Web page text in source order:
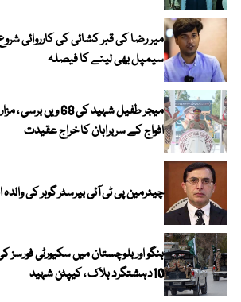
میر رضا کی قبر کشائی کی کارروائی
سیمپل بھی لینے کا فیصلہ
میجر طفیل شہید کی 68
افواج کے سربراہان کا خراج عقیدت
چیئرمین پی ٹی آئی بیرسٹر گوہر کی والدہ
ہنگو اور بلوچستان میں سکیورٹی فورسز کی
10دہشتگرد ہلاک ، کیپٹن شہید